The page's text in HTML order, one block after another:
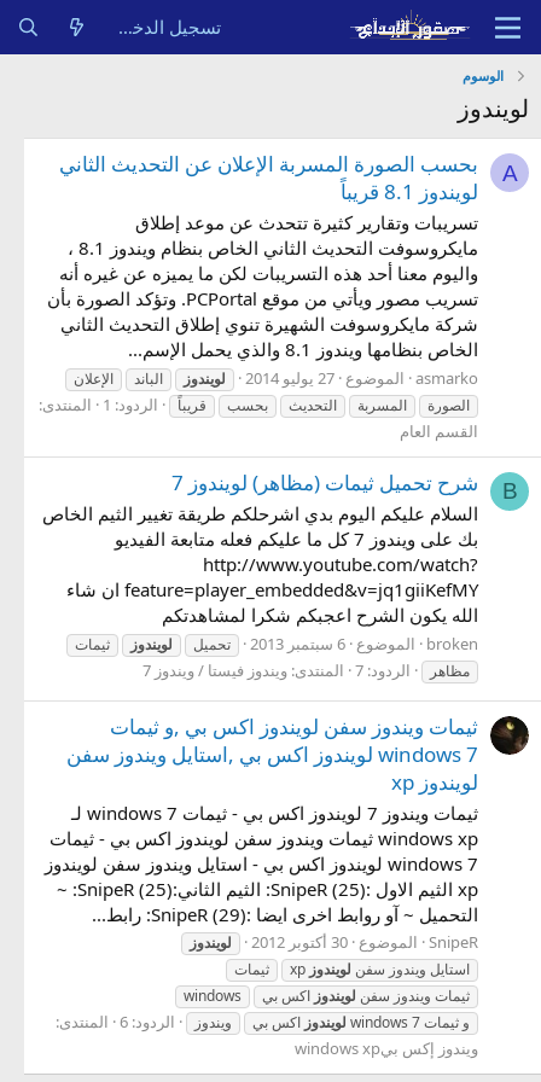
تسجيل الدخول
الوسوم
لويندوز
A
بحسب الصورة المسربة الإعلان عن التحديث الثاني
لويندوز 8.1 قريباً
تسريبات وتقارير كثيرة تتحدث عن موعد إطلاق
مايكروسوفت التحديث الثاني الخاص بنظام ويندوز 8.1 ،
واليوم معنا أحد هذه التسريبات لكن ما يميزه عن غيره أنه
تسريب مصور ويأتي من موقع PCPortal. وتؤكد الصورة بأن
شركة مايكروسوفت الشهيرة تنوي إطلاق التحديث الثاني
الخاص بنظامها ويندوز 8.1 والذي يحمل الإسم...
asmarko الموضوع 27 يوليو 2014 لويندوز الباند
الإعلان
الصورة
المسربة التحديث بحسب قريباً الردود: 1
المنتدى:
القسم العام
B شرح تحميل ثيمات (مظاهر) لويندوز 7
السلام عليكم اليوم بدي اشرحلكم طريقة تغيير الثيم الخاص
بك على ويندوز 7 كل ما عليكم فعله متابعة الفيديو
http://www.youtube.com/watch?
feature=player_embedded&v=jq1giiKefMY ان شاء
الله يكون الشرح اعجبكم شكرا لمشاهدتكم
broken الموضوع 6 سبتمبر 2013 تحميل لويندوز
ثيمات
مظاهر
الردود: 7 المنتدى: ويندوز فيستا / ويندوز 7
ثيمات ويندوز سفن لويندوز اكس بي ,و ثيمات
windows 7 لويندوز اكس بي ,استايل ويندوز سفن
لويندوز xp
ثيمات ويندوز 7 لويندوز اكس بي - ثيمات windows 7 لـ
windows xp ثيمات ويندوز سفن لويندوز اكس بي - ثيمات
windows 7 لويندوز اكس بي - استايل ويندوز سفن لويندوز
xp الثيم الاول :SnipeR (25): الثيم الثاني:SnipeR (25): ~
التحميل ~ آو روابط اخرى ايضا :SnipeR (29): رابط...
SnipeR الموضوع 30 أكتوبر 2012
لويندوز
استايل ويندوز سفن لويندوز
ثيمات
ثيمات ويندوز سفن لويندوز اكس بي
windows
و ثيمات windows 7
لويندوز اكس بي ويندوز الردود: 6
المنتدى:
ويندوز إكس بيwindows xp